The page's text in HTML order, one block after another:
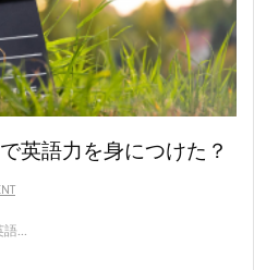
英語力を身につけた？
...